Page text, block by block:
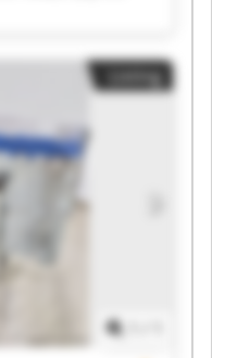
Telkes Gép Kft
Telkes Gép Kft
Telkes Gép Kft Listing